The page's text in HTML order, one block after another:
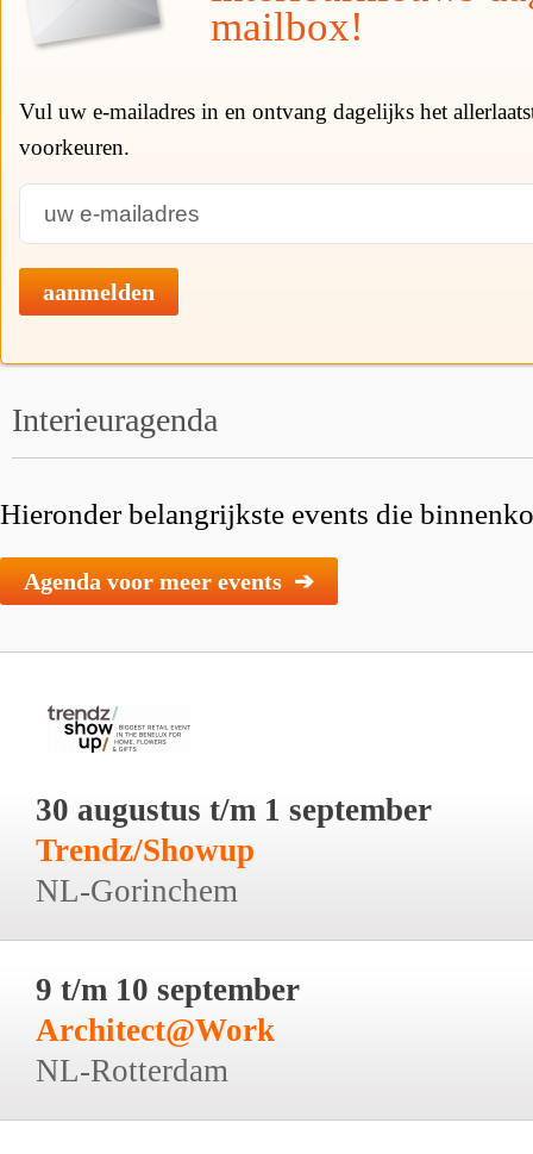
mailbox!
Vul uw e-mailadres in en ontvang dagelijks het
voorkeuren.
aanmelden
Interieuragenda
Hieronder belangrijkste events die
Agenda voor meer events ➔
30 augustus t/m 1 september
Trendz/Showup
NL-Gorinchem
9 t/m 10 september
Architect@Work
NL-Rotterdam